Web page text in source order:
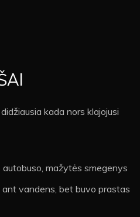
kada nors klajojusi
mažytės smegenys
vandens, bet buvo prastas